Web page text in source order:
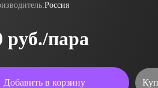
Россия
руб./пара
Добавить в корзину